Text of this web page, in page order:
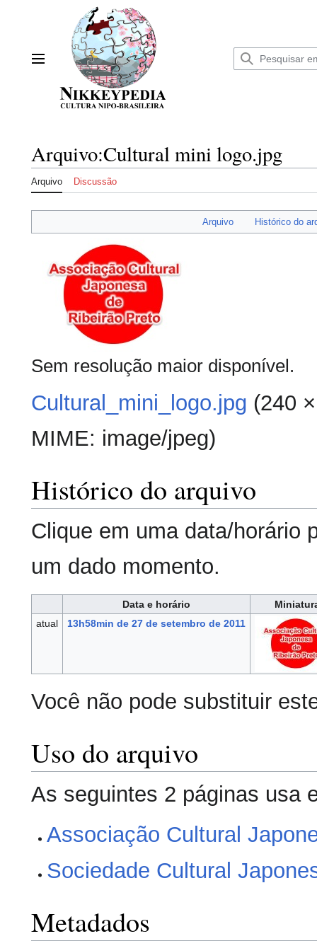
Menu principal
Arquivo:Cultural mini logo.jpg
Arquivo Discussão
Arquivo Histórico do
Sem resolução maior disponível.
Cultural_mini_logo.jpg (240
MIME: image/jpeg)
Histórico do arquivo
Clique em uma data/horário
um dado momento.
Data e horário
atual
13h58min de 27 de setembro de 2011
Você não pode substituir
Uso do arquivo
As seguintes 2 páginas usa
Associação Cultural
Sociedade Cultural
Metadados